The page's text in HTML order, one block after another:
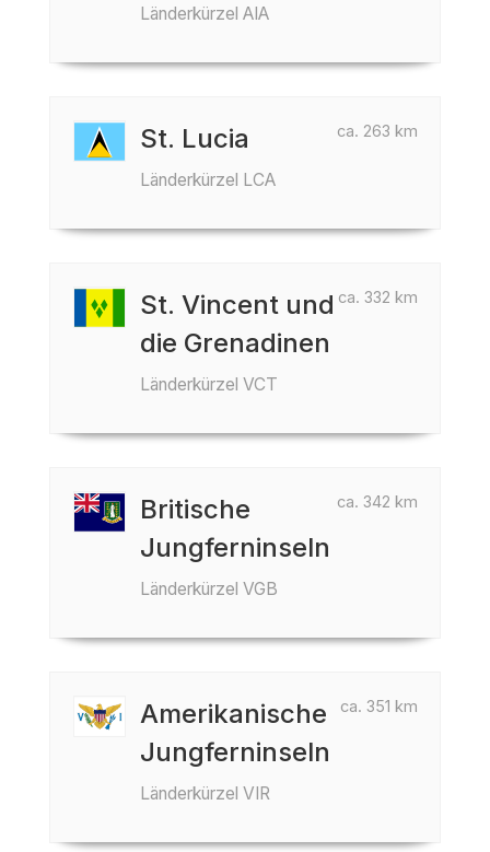
Länderkürzel AIA
ca. 263 km
St. Lucia
Länderkürzel LCA
ca. 332 km
St. Vincent und
die Grenadinen
Länderkürzel VCT
ca. 342 km
Britische
Jungferninseln
Länderkürzel VGB
ca. 351 km
Amerikanische
Jungferninseln
Länderkürzel VIR